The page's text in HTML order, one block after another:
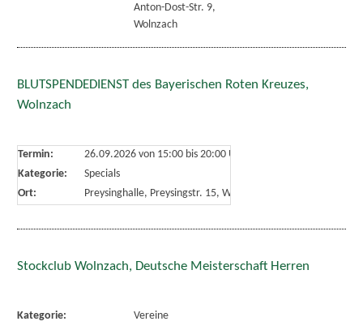
Anton-Dost-Str. 9,
Wolnzach
BLUTSPENDEDIENST des Bayerischen Roten Kreuzes,
Wolnzach
Termin: 26.09.2026 von 15:00bis 20:00 Uhr
Kategorie:
Specials
Ort:
Preysinghalle, Preysingstr. 15, Wolnzach
Stockclub Wolnzach, Deutsche Meisterschaft Herren
Kategorie:
Vereine